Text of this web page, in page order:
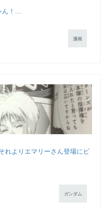
ん！...
漫画
れよりエマリーさん登場にビ
ガンダム